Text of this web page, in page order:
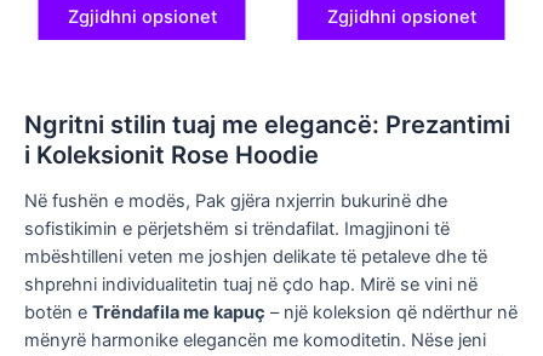
Zgjidhni opsionet Zgjidhni opsionet
Ngritni stilin tuaj me elegancë: Prezantimi
i Koleksionit Rose Hoodie
Në fushën e modës, Pak gjëra nxjerrin bukurinë dhe
sofistikimin e përjetshëm si trëndafilat. Imagjinoni të
mbështilleni veten me joshjen delikate të petaleve dhe të
shprehni individualitetin tuaj në çdo hap. Mirë se vini në
botën e Trëndafila me kapuç – një koleksion që ndërthur në
mënyrë harmonike elegancën me komoditetin. Nëse jeni